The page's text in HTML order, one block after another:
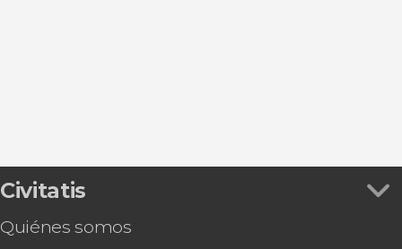
Civitatis
Quiénes somos